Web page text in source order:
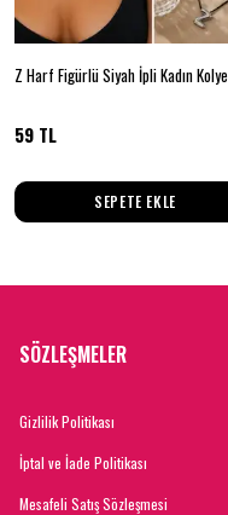
Z Harf Figürlü Siyah İpli Kadın Kolye
59 TL
SEPETE EKLE
SÖZLEŞMELER
Gizlilik Politikası
İptal ve İade Politikası
Mesafeli Satış Sözleşmesi